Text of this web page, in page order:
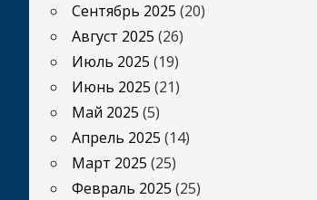
Сентябрь 2025 (20)
Август 2025 (26)
Июль 2025 (19)
Июнь 2025 (21)
Май 2025 (5)
Апрель 2025 (14)
Март 2025 (25)
Февраль 2025 (25)